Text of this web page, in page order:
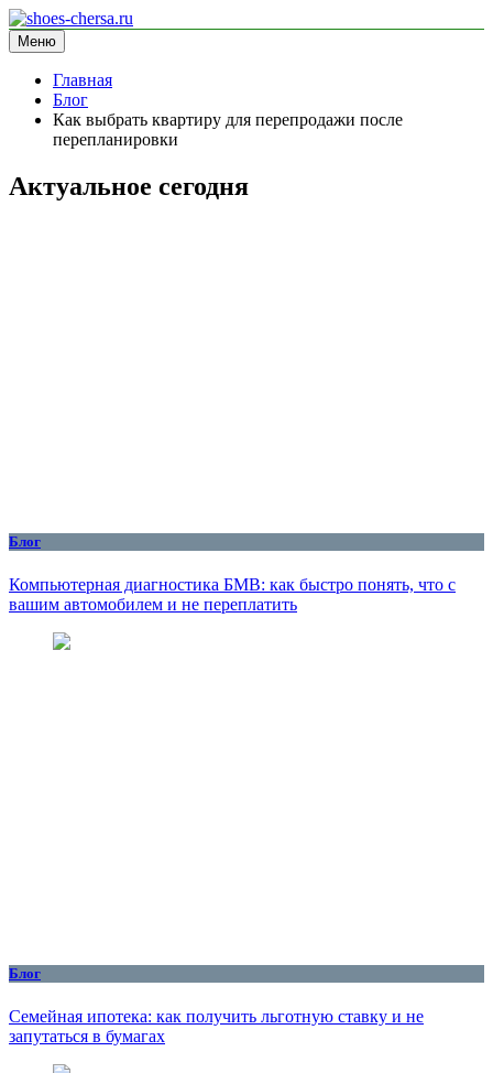
Перейти
к
содержимому
shoes-chersa.ru
информационный сайт
Меню
Главная
Блог
Как выбрать квартиру для перепродажи после
перепланировки
Актуальное сегодня
Блог
Компьютерная диагностика БМВ: как быстро понять, что с
вашим автомобилем и не переплатить
Блог
Семейная ипотека: как получить льготную ставку и не
запутаться в бумагах